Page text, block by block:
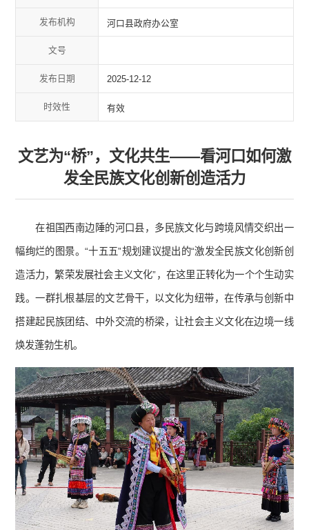
发布机构 河口县政府办公室
文号
发布日期 2025-12-12
时效性 有效
文艺为“桥”，文化共生——看河口如何激
发全民族文化创新创造活力
在祖国西南边陲的河口县，多民族文化与跨境风情交织出一
幅绚烂的图景。“十五五”规划建议提出的“激发全民族文化创新创
造活力，繁荣发展社会主义文化”，在这里正转化为一个个生动实
践。一群扎根基层的文艺骨干，以文化为纽带，在传承与创新中
搭建起民族团结、中外交流的桥梁，让社会主义文化在边境一线
焕发蓬勃生机。